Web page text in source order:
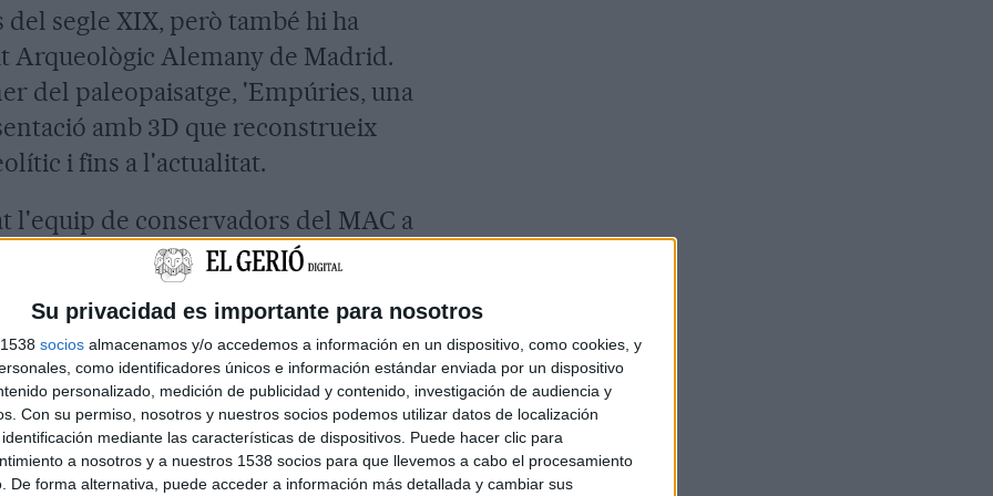
Su privacidad es importante para nosotros
socios almacenamos y/o accedemos a información en un dispositivo, como cookies, y
como identificadores únicos e información estándar enviada por un dispositivo
personalizado, medición de publicidad y contenido, investigación de audiencia y
Con su permiso, nosotros y nuestros socios podemos utilizar datos de localización
mediante las características de dispositivos. Puede hacer clic para
a nosotros y a nuestros 1538 socios para que llevemos a cabo el procesamiento
De forma alternativa, puede acceder a información más detallada y cambiar sus
segle XIX, però també hi ha
Arqueològic Alemany de Madrid.
del paleopaisatge, 'Empúries, una
amb 3D que reconstrueix
i fins a l'actualitat.
l'equip de conservadors del MAC a
responsable, Marta Santos, i el
que ha capitanejat
de Cultures' ha estat una realitat
la Generalitat i la Fundació de 'la
'Patrimoni en Acció.
s'emmarca en la transformació